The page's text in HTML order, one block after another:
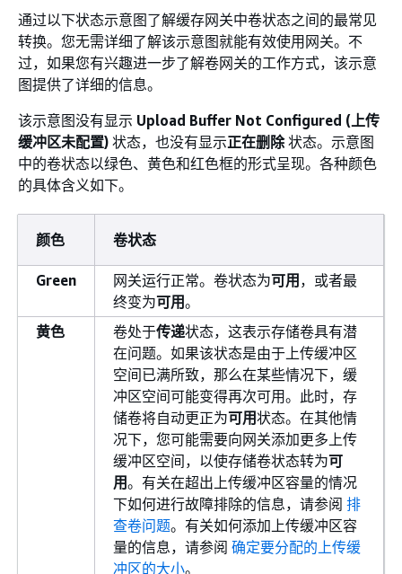
通过以下状态示意图了解缓存网关中卷状态之间的最常见
转换。您无需详细了解该示意图就能有效使用网关。不
过，如果您有兴趣进一步了解卷网关的工作方式，该示意
图提供了详细的信息。
该示意图没有显示 Upload Buffer Not Configured (上传
缓冲区未配置) 状态，也没有显示正在删除状态。示意图
中的卷状态以绿色、黄色和红色框的形式呈现。各种颜色
的具体含义如下。
颜色 卷状态
Green 网关运行正常。卷状态为可用，或者最
终变为可用。
黄色
卷处于传递状态，这表示存储卷具有潜
在问题。如果该状态是由于上传缓冲区
空间已满所致，那么在某些情况下，缓
冲区空间可能变得再次可用。此时，存
储卷将自动更正为可用状态。在其他情
况下，您可能需要向网关添加更多上传
缓冲区空间，以使存储卷状态转为可
用。有关在超出上传缓冲区容量的情况
下如何进行故障排除的信息，请参阅 排
查卷问题。有关如何添加上传缓冲区容
量的信息，请参阅 确定要分配的上传缓
冲区的大小。